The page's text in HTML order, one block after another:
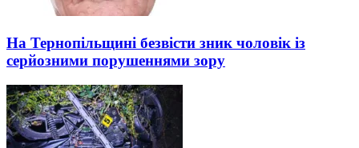
На Тернопільщині безвісти зник чоловік із
серйозними порушеннями зору